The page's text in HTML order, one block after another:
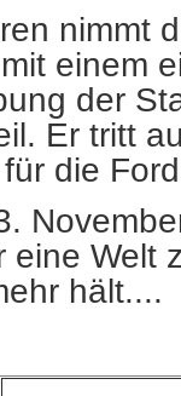
nimmt
einem
der
Er tritt
die
eine Welt
hält....